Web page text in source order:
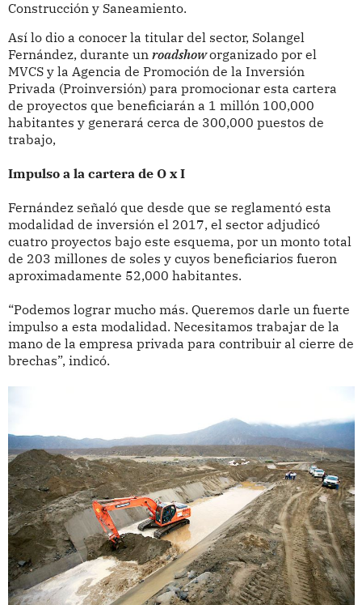
Construcción y Saneamiento.
Así lo dio a conocer la titular del sector, Solangel
Fernández, durante un roadshoworganizado por el
MVCS y la Agencia de Promoción de la Inversión
Privada (Proinversión) para promocionar esta cartera
de proyectos que beneficiarán a 1 millón 100,000
habitantes y generará cerca de 300,000 puestos de
trabajo,
Impulso a la cartera de O x I
Fernández señaló que desde que se reglamentó esta
modalidad de inversión el 2017, el sector adjudicó
cuatro proyectos bajo este esquema, por un monto total
de 203 millones de soles y cuyos beneficiarios fueron
aproximadamente 52,000 habitantes.
“Podemos lograr mucho más. Queremos darle un fuerte
impulso a esta modalidad. Necesitamos trabajar de la
mano de la empresa privada para contribuir al cierre de
brechas”, indicó.